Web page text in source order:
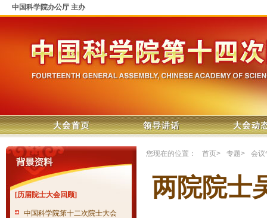
中国科学院办公厅 主办
[历届院士大会回顾]
中国科学院第十二次院士大会
您现在的位置： 首页> 专题> 会议
两院院士